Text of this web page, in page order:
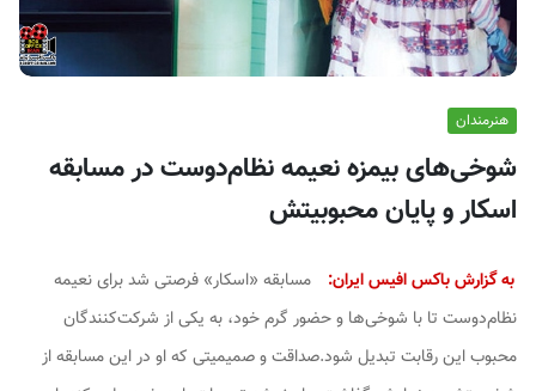
هنرمندان
شوخی‌های بیمزه نعیمه نظام‌دوست در مسابقه
اسکار و پایان محبوبیتش
به گزارش باکس افیس ایران:
مسابقه «اسکار» فرصتی شد برای نعیمه
نظام‌دوست تا با شوخی‌ها و حضور گرم خود، به یکی از شرکت‌کنندگان
محبوب این رقابت تبدیل شود.صداقت و صمیمیتی که او در این مسابقه از